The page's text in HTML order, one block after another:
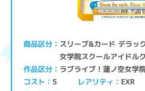
商品区分 スリーブ&カード デラッ
女学院スクールアイドル
作品区分 ラブライブ！蓮ノ空女学
コスト 5 レアリティ EXR